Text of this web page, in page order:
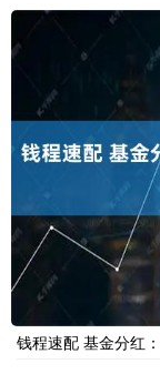
钱程速配 基金分红